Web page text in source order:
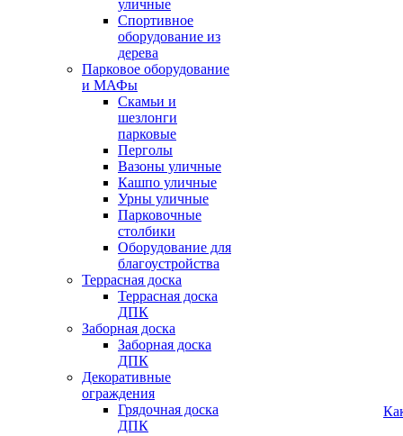
уличные
Спортивное
оборудование из
дерева
Парковое оборудование
и МАФы
Скамьи и
шезлонги
парковые
Перголы
Вазоны уличные
Кашпо уличные
Урны уличные
Парковочные
столбики
Оборудование для
благоустройства
Террасная доска
Террасная доска
ДПК
Заборная доска
Заборная доска
ДПК
Декоративные
ограждения
Грядочная доска
ДПК